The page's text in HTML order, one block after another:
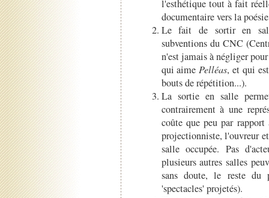
l'esthétique tout à fait
documentaire vers la
Le fait de sortir en
subventions du CNC
n'est jamais à négliger
qui aimePelléas, et qui
bouts de répétition...).
La sortie en salle
contrairement à une
coûte que peu par
projectionniste, l'ouvreur
salle occupée. Pas
plusieurs autres salles
sans doute, le reste du
'spectacles' projetés).